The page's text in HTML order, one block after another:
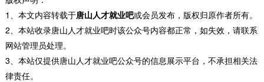
1、本文内容转载于唐山人才就业吧或会员发布，版权归原作者所有。
2、本站收录唐山人才就业吧时该公众号内容都正常，如失效，请联系
网站管理员处理。
3、本站仅提供唐山人才就业吧公众号的信息展示平台，不承担相关法
律责任。